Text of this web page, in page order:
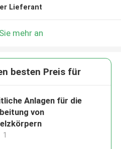
Lieferant
mehr an
besten Preis für
Anlagen für die
von
1